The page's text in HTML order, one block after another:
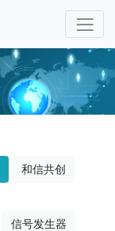
和信共创
信号发生器